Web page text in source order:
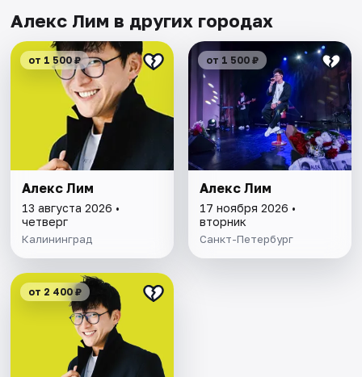
Алекс Лим в других городах
от 1 500 ₽
Алекс Лим
13 августа 2026 •
четверг
Калининград
от 1 500 ₽
Алекс Лим
17 ноября 2026 •
вторник
Санкт-Петербург
от 2 400 ₽